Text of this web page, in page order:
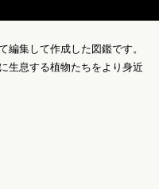
編集して作成した図鑑です。
生息する植物たちをより身近